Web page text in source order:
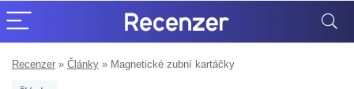
Recenzer » Články » Magnetické zubní kartáčky